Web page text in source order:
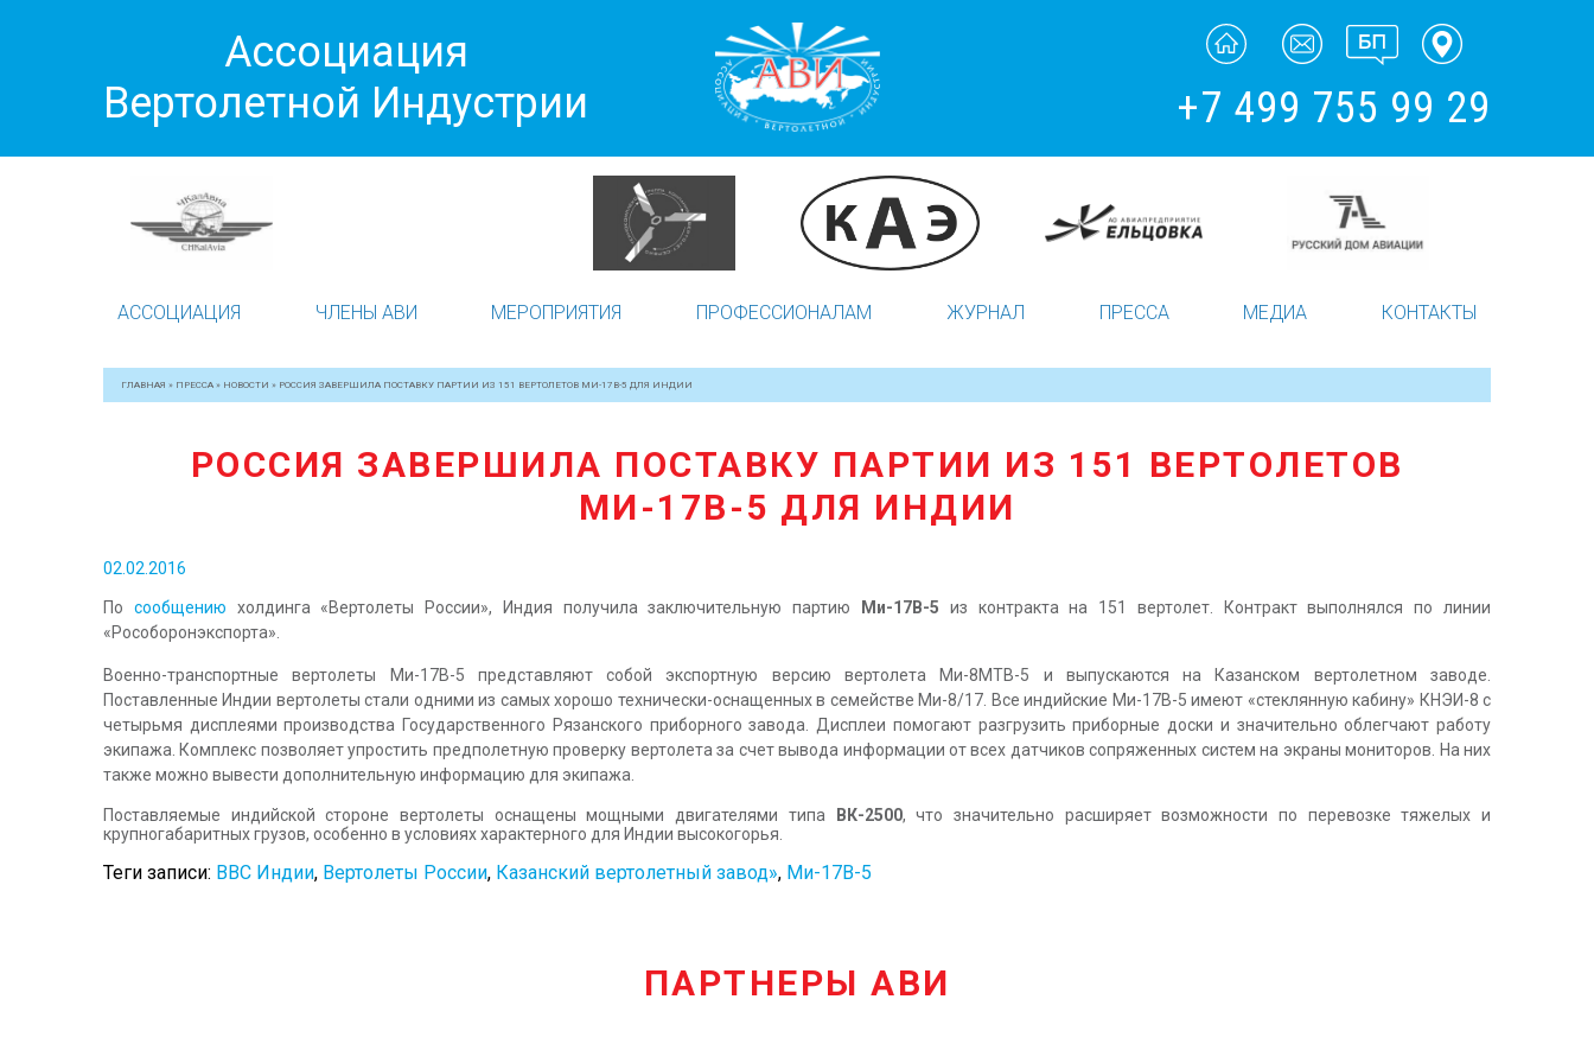
Ассоциация
Вертолетной Индустрии
+7 499 755 99 29
АССОЦИАЦИЯ ЧЛЕНЫ АВИ МЕРОПРИЯТИЯ ПРОФЕССИОНАЛАМ ЖУРНАЛ ПРЕССА МЕДИА КОНТАКТЫ
ГЛАВНАЯ » ПРЕССА » НОВОСТИ » РОССИЯ ЗАВЕРШИЛА ПОСТАВКУ ПАРТИИ ИЗ 151 ВЕРТОЛЕТОВ МИ-17В-5 ДЛЯ ИНДИИ
РОССИЯ ЗАВЕРШИЛА ПОСТАВКУ ПАРТИИ ИЗ 151 ВЕРТОЛЕТОВ
МИ-17В-5 ДЛЯ ИНДИИ
02.02.2016
По сообщению холдинга «Вертолеты России», Индия получила заключительную партию Ми-17В-5 из контракта на 151 вертолет. Контракт выполнялся по линии
«Рособоронэкспорта».
Военно-транспортные вертолеты Ми-17В-5 представляют собой экспортную версию вертолета Ми-8МТВ-5 и выпускаются на Казанском вертолетном заводе.
Поставленные Индии вертолеты стали одними из самых хорошо технически-оснащенных в семействе Ми-8/17. Все индийские Ми-17В-5 имеют «стеклянную кабину» КНЭИ-8 с
четырьмя дисплеями производства Государственного Рязанского приборного завода. Дисплеи помогают разгрузить приборные доски и значительно облегчают работу
экипажа. Комплекс позволяет упростить предполетную проверку вертолета за счет вывода информации от всех датчиков сопряженных систем на экраны мониторов. На них
также можно вывести дополнительную информацию для экипажа.
Поставляемые индийской стороне вертолеты оснащены мощными двигателями типа ВК-2500, что значительно расширяет возможности по перевозке тяжелых и
крупногабаритных грузов, особенно в условиях характерного для Индии высокогорья.
Теги записи: ВВС Индии, Вертолеты России, Казанский вертолетный завод», Ми-17В-5
ПАРТНЕРЫ АВИ